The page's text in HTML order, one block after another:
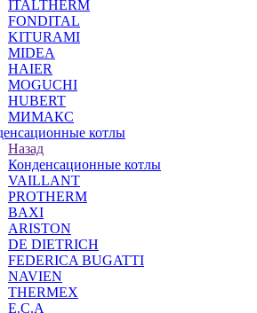
ITALTHERM
FONDITAL
KITURAMI
MIDEA
HAIER
MOGUCHI
HUBERT
МИМАКС
котлы
Назад
Конденсационные котлы
VAILLANT
PROTHERM
BAXI
ARISTON
DE DIETRICH
FEDERICA BUGATTI
NAVIEN
THERMEX
E.C.A